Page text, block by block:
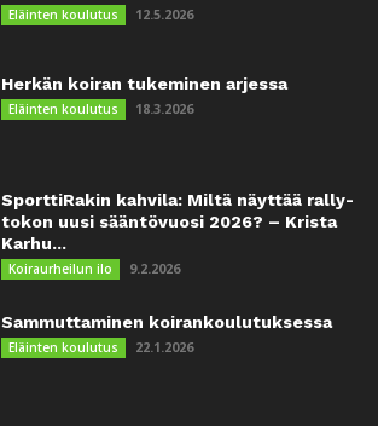
Eläinten koulutus 12.5.2026
Herkän koiran tukeminen arjessa
Eläinten koulutus 18.3.2026
SporttiRakin kahvila: Miltä näyttää rally-
tokon uusi sääntövuosi 2026? – Krista
Karhu...
Koiraurheilun ilo 9.2.2026
Sammuttaminen koirankoulutuksessa
Eläinten koulutus 22.1.2026